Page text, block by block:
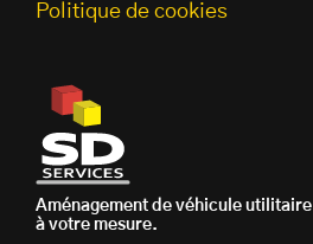
Politique de cookies
Aménagement de véhicule utilitaire
à votre mesure.